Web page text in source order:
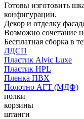
Готовы изготовить
конфигурации.
Декор и отделку
Возможно сочетание
Бесплатная сборка в
ЛДСП
Пластик Alvic Luxe
Пластик HPL
Пленка ПВХ
Полотно АГТ (МДФ)
полки
корзины
штанги